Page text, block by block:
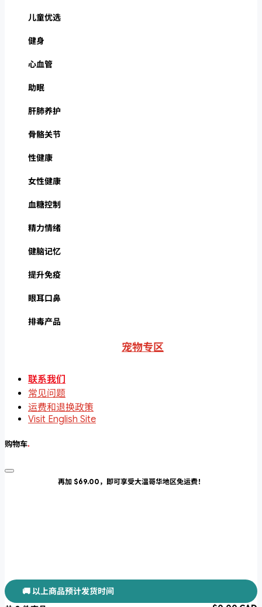
儿童优选
健身
心血管
助眠
肝肺养护
骨骼关节
性健康
女性健康
血糖控制
精力情绪
健脑记忆
提升免疫
眼耳口鼻
排毒产品
宠物专区
联系我们
常见问题
运费和退换政策
Visit English Site
购物车.
再加 $69.00，即可享受大温哥华地区免运费！
🚚 以上商品预计发货时间